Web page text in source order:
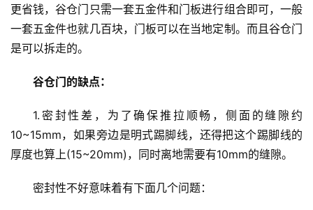
卧
室
门
门
更省钱，谷仓门只需一套五金件和门板进行组合即可，一般
一套五金件也就几百块，门板可以在当地定制。而且谷仓门
是可以拆走的。
谷仓门的缺点：
1.密封性差，为了确保推拉顺畅，侧面的缝隙约
10~15mm，如果旁边是明式踢脚线，还得把这个踢脚线的
厚度也算上(15~20mm)，同时离地需要有10mm的缝隙。
密封性不好意味着有下面几个问题：